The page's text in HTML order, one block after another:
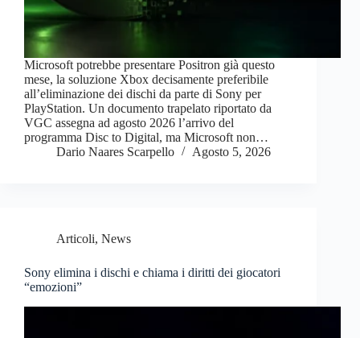
Microsoft potrebbe presentare Positron già questo
mese, la soluzione Xbox decisamente preferibile
all’eliminazione dei dischi da parte di Sony per
PlayStation. Un documento trapelato riportato da
VGC assegna ad agosto 2026 l’arrivo del
programma Disc to Digital, ma Microsoft non…
Dario Naares Scarpello
Agosto 5, 2026
Articoli, News
Sony elimina i dischi e chiama i diritti dei giocatori
“emozioni”